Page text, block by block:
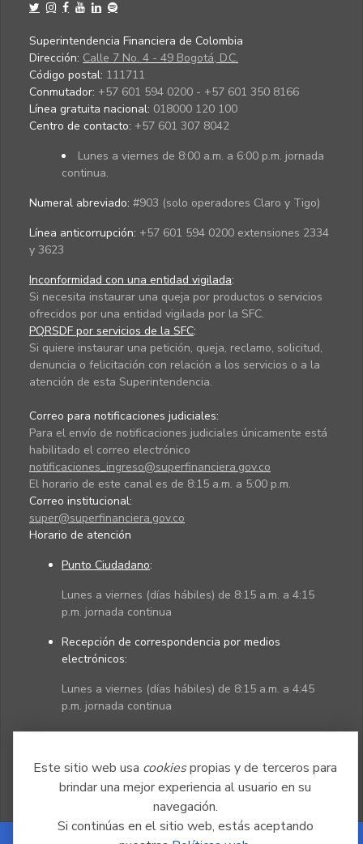
Este sitio web usa cookiespropias y de terceros para
brindar una mejor experiencia al usuario en su
navegación.
Si continúas en el sitio web, estás aceptando
Superintendencia Financiera de Colombia
Dirección: Calle 7 No. 4 - 49 Bogotá, D.C.
Código postal: 111711
Conmutador: +57 601 594 0200 - +57 601 350 8166
Línea gratuita nacional: 018000 120 100
Centro de contacto: +57 601 307 8042
Lunes a viernes de 8:00 a.m. a 6:00 p.m. jornada
continua.
Numeral abreviado: #903 (solo operadores Claro y Tigo)
Línea anticorrupción: +57 601 594 0200 extensiones 2334
y 3623
Inconformidad con una entidad vigilada:
Si necesita instaurar una queja por productos o servicios
ofrecidos por una entidad vigilada por la SFC.
PQRSDF por servicios de la SFC:
Si quiere instaurar una petición, queja, reclamo, solicitud,
denuncia o felicitación con relación a los servicios o a la
atención de esta Superintendencia.
Correo para notificaciones judiciales:
Para el envío de notificaciones judiciales únicamente está
habilitado el correo electrónico
notificaciones_ingreso@superfinanciera.gov.co
El horario de este canal es de 8:15 a.m. a 5:00 p.m.
Correo institucional:
super@superfinanciera.gov.co
Horario de atención
Punto Ciudadano:
Lunes a viernes (días hábiles) de 8:15 a.m. a 4:15
p.m. jornada continua
Recepción de correspondencia por medios
electrónicos:
Lunes a viernes (días hábiles) de 8:15 a.m. a 4:45
p.m. jornada continua